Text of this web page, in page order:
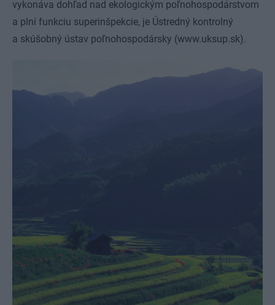
vykonáva dohľad nad ekologickým poľnohospodárstvom
a plní funkciu super­inšpekcie, je Ústredný kontrolný
a skúšobný ústav poľnohospodársky (www.uksup.sk).